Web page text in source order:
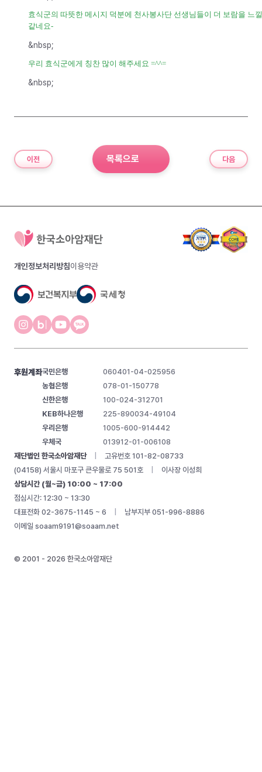
효식군의 따뜻한 메시지 덕분에 천사봉사단 선생님들이 더 보람을 느
같네요-
&nbsp;
우리 효식군에게 칭찬 많이 해주세요 =^^=
&nbsp;
이전 목록으로 다음
개인정보처리방침이용약관
재단법인 한국소아암재단
고유번호 101-82-08733
(04158) 서울시 마포구 큰우물로 75 501호
이사장 이성희
상담시간 (월~금) 10:00 ~ 17:00
점심시간: 12:30 ~ 13:30
대표전화 02-3675-1145 ~ 6
남부지부 051-996-8886
이메일 soaam9191@soaam.net
© 2001 - 2026 한국소아암재단
후원계좌국민은행
060401-04-025956
농협은행
078-01-150778
신한은행
100-024-312701
KEB하나은행
225-890034-49104
우리은행
1005-600-914442
우체국
013912-01-006108